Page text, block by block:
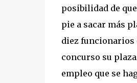
posibilidad de
pie a sacar más
diez funcionarios
concurso su
empleo que se